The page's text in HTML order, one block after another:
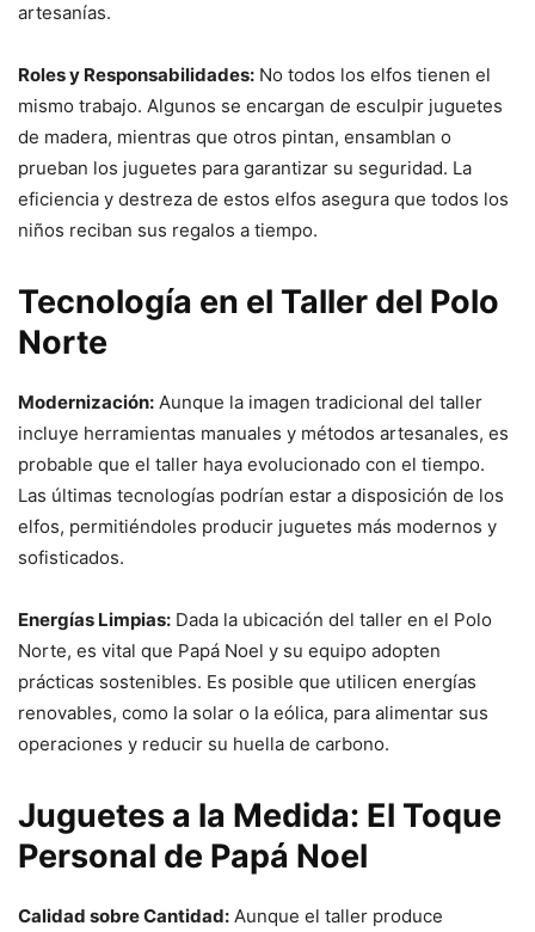
artesanías.
Roles y Responsabilidades: No todos los elfos tienen el
mismo trabajo. Algunos se encargan de esculpir juguetes
de madera, mientras que otros pintan, ensamblan o
prueban los juguetes para garantizar su seguridad. La
eficiencia y destreza de estos elfos asegura que todos los
niños reciban sus regalos a tiempo.
Tecnología en el Taller del Polo
Norte
Modernización: Aunque la imagen tradicional del taller
incluye herramientas manuales y métodos artesanales, es
probable que el taller haya evolucionado con el tiempo.
Las últimas tecnologías podrían estar a disposición de los
elfos, permitiéndoles producir juguetes más modernos y
sofisticados.
Energías Limpias: Dada la ubicación del taller en el Polo
Norte, es vital que Papá Noel y su equipo adopten
prácticas sostenibles. Es posible que utilicen energías
renovables, como la solar o la eólica, para alimentar sus
operaciones y reducir su huella de carbono.
Juguetes a la Medida: El Toque
Personal de Papá Noel
Calidad sobre Cantidad: Aunque el taller produce